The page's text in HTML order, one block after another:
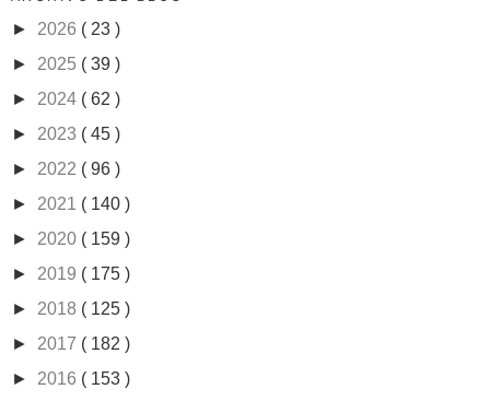
► 2026 ( 23 )
► 2025 ( 39 )
► 2024 ( 62 )
► 2023 ( 45 )
► 2022 ( 96 )
► 2021 ( 140 )
► 2020 ( 159 )
► 2019 ( 175 )
► 2018 ( 125 )
► 2017 ( 182 )
► 2016 ( 153 )